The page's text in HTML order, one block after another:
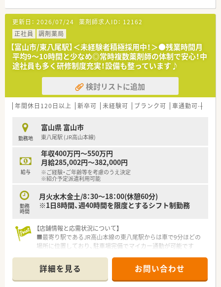
【こんな取り組みをしています】
■安全性を高めるため、調剤監査装置や全自動分包機などの最新
機器を積極的に導入しています
■地域のかかりつけ薬局として、健康サポート薬局の取得や在宅
業務にも取り組んでいます
■女性が働きやすい職場を目指し、子育て支援などの福利厚生の
充実に力を入れています
【こんな方にオススメ】
■プライベートの時間も大切にしたい方には、年間休日が多く残
業が少ない環境が適しています
考えている方におすすめです
■調剤経験が浅くても、しっかりとした教育制度のもとでスキル
アップしたい方に最適です
【やりがい/おすすめポイント】
■重症度の高い患者様や多様な疾患に対応することで、医療貢献
の実感が得られる点が魅力です
薬剤師としての価値を発揮できます
■大手チェーンにはない柔軟さと、北陸最大級の規模ならではの
安定感を兼ね備えた職場です
更新日： 2026/07/24 薬剤師求人ID： 12162
正社員
調剤薬局
【富山市/東八尾駅】＜未経験者積極採用中！＞●残業時間月
平均9～10時間と少なめ◎常時複数薬剤師の体制で安心！中
途社員も多く研修制度充実！設備も整っています♪
検討リストに追加
年間休日120日以上 新卒可 未経験可 ブランク可 車通勤可
勤務地
富山県 富山市
東八尾駅 (JR高山本線)
給与
年収400万円～550万円
月給285,002円～382,000円
※ご経験・ご年齢等を考慮のうえ決定
※紹介予定派遣利用可能
勤務
時間
月火水木金土/8：30～18：00(休憩60分)
※1日8時間、週40時間を限度とするシフト制勤務
【店舗情報と応需状況について】
■最寄り駅であるJR高山本線の東八尾駅からは車で9分ほどの
場所に位置しており、駐車場完備でマイカー通勤が可能です
を1日約100枚応需しており、幅広い知識が身につきます
■薬剤師は常時5名、事務スタッフは2名在籍しており、1人当た
りの負担が偏らないよう手厚い人員配置がなされています
詳細を見る お問い合わせ